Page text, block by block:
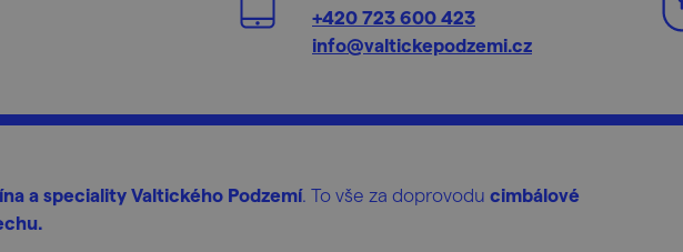
+420 723 600 423
info@valtickepodzemi.cz
a speciality Valtického Podzemí. To vše za doprovodu cimbálové